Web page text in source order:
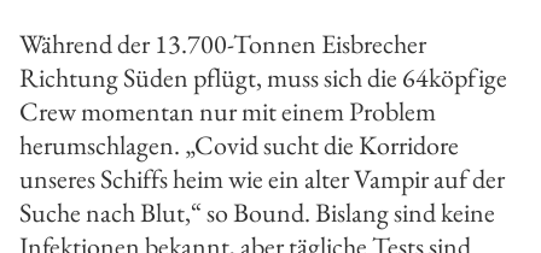
Während der 13.700-Tonnen Eisbrecher
Richtung Süden pflügt, muss sich die 64köpfige
Crew momentan nur mit einem Problem
herumschlagen. „Covid sucht die Korridore
unseres Schiffs heim wie ein alter Vampir auf der
Suche nach Blut,“ so Bound. Bislang sind keine